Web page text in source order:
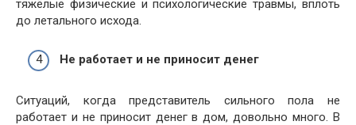
тяжёлые физические и психологические травмы, вплоть
до летального исхода.
Не работает и не приносит денег
Ситуаций, когда представитель сильного пола не
работает и не приносит денег в дом, довольно много. В